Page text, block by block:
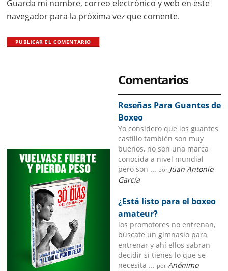
Guarda mi nombre, correo electrónico y web en este
navegador para la próxima vez que comente.
Comentarios
Reseñas Para Guantes de
Boxeo
Yo considero que los guantes
castillo también son muy
buenos, no son una marca
conocida a nivel mundial
pero son ... por Juan Antonio
García
¿Está listo para el boxeo
amateur?
los promotores no entrenan,
búscate un gimnasio para
entrenar y ahí ellos sabran
decidir si tienes lo que se
necesita ... por Anónimo